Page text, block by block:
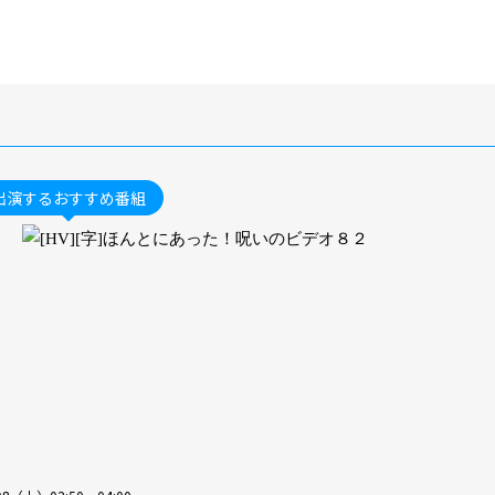
演するおすすめ番組